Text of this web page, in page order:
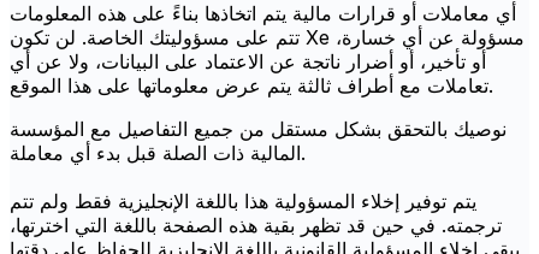
أي معاملات أو قرارات مالية يتم اتخاذها بناءً على هذه المعلومات
تتم على مسؤوليتك الخاصة. لن تكون Xe مسؤولة عن أي خسارة،
أو تأخير، أو أضرار ناتجة عن الاعتماد على البيانات، ولا عن أي
تعاملات مع أطراف ثالثة يتم عرض معلوماتها على هذا الموقع.
نوصيك بالتحقق بشكل مستقل من جميع التفاصيل مع المؤسسة
المالية ذات الصلة قبل بدء أي معاملة.
يتم توفير إخلاء المسؤولية هذا باللغة الإنجليزية فقط ولم تتم
ترجمته. في حين قد تظهر بقية هذه الصفحة باللغة التي اخترتها،